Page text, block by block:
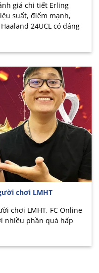
giá chi tiết Erling
suất, điểm mạnh,
24UCL có đáng
chơi LMHT
chơi LMHT, FC Online
nhiều phần quà hấp